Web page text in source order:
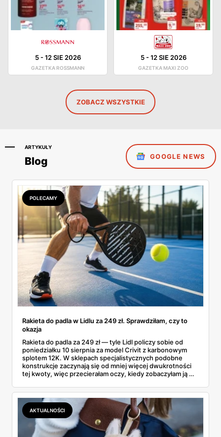
5-12 SIE 2026
GAZETKA ROSSMANN
5-12 SIE 2026
GAZETKA MAXI ZOO
ZOBACZ WSZYSTKIE
ARTYKUŁY
Blog GOOGLE NEWS
POLECAMY
Rakieta do padla w Lidlu za 249 zł. Sprawdziłam, czy to
okazja
Rakieta do padla za 249 zł — tyle Lidl policzy sobie od
poniedziałku 10 sierpnia za model Crivit z karbonowym
splotem 12K. W sklepach specjalistycznych podobne
konstrukcje zaczynają się od mniej więcej dwukrotności
tej kwoty, więc przecierałam oczy, kiedy zobaczyłam ją w
najszybciej rosnący sport w Polsce: kortów przybywa
lawinowo, a chętnych jeszcze szybciej. Sprawdziłam, co
dokładnie dostajemy za te pieniądze i komu taka rakieta
faktycznie wystarczy.
AKTUALNOŚCI